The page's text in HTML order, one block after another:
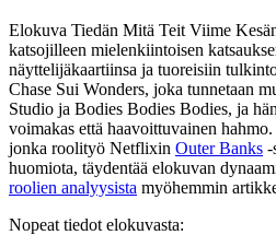
Elokuva Tiedän Mitä Teit Viime
katsojilleen mielenkiintoisen
näyttelijäkaartiinsa ja tuoreisiin
Chase Sui Wonders, joka tunnetaan
Studio ja Bodies Bodies Bodies, ja
voimakas että haavoittuvainen
jonka roolityö Netflixin Outer Banks -
huomiota, täydentää elokuvan
roolien analyysista myöhemmin
Nopeat tiedot elokuvasta: